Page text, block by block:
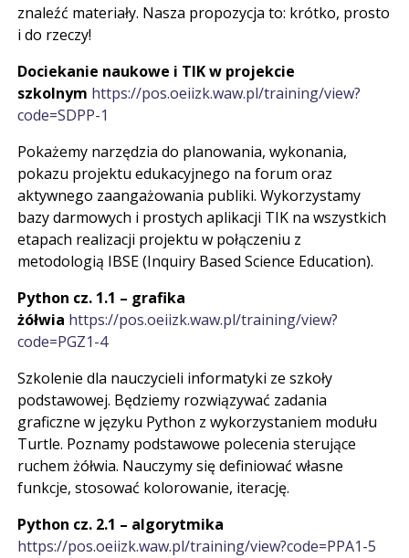
znaleźć materiały. Nasza propozycja to: krótko, prosto
i do rzeczy!
Dociekanie naukowe i TIK w projekcie
szkolnym https://pos.oeiizk.waw.pl/training/view?
code=SDPP-1
Pokażemy narzędzia do planowania, wykonania,
pokazu projektu edukacyjnego na forum oraz
aktywnego zaangażowania publiki. Wykorzystamy
bazy darmowych i prostych aplikacji TIK na wszystkich
etapach realizacji projektu w połączeniu z
metodologią IBSE (Inquiry Based Science Education).
Python cz. 1.1 – grafika
żółwia https://pos.oeiizk.waw.pl/training/view?
code=PGZ1-4
Szkolenie dla nauczycieli informatyki ze szkoły
podstawowej. Będziemy rozwiązywać zadania
graficzne w języku Python z wykorzystaniem modułu
Turtle. Poznamy podstawowe polecenia sterujące
ruchem żółwia. Nauczymy się definiować własne
funkcje, stosować kolorowanie, iterację.
Python cz. 2.1 – algorytmika
https://pos.oeiizk.waw.pl/training/view?code=PPA1-5